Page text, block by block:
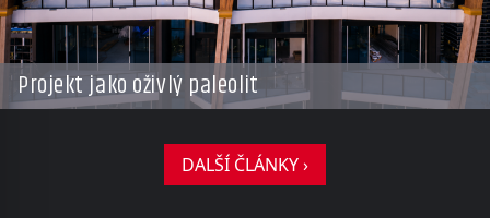
Projekt jako oživlý paleolit
DALŠÍ ČLÁNKY ›